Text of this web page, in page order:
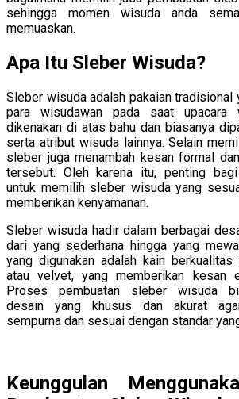
sehingga momen wisuda anda
memuaskan.
Apa Itu Sleber Wisuda?
Sleber wisuda adalah pakaian tradisional
para wisudawan pada saat upacara
dikenakan di atas bahu dan biasanya
serta atribut wisuda lainnya. Selain
sleber juga menambah kesan formal
tersebut. Oleh karena itu, penting
untuk memilih sleber wisuda yang
memberikan kenyamanan.
Sleber wisuda hadir dalam berbagai
dari yang sederhana hingga yang
yang digunakan adalah kain
atau velvet, yang memberikan kesan
Proses pembuatan sleber wisuda
desain yang khusus dan akurat
sempurna dan sesuai dengan standar
Keunggulan